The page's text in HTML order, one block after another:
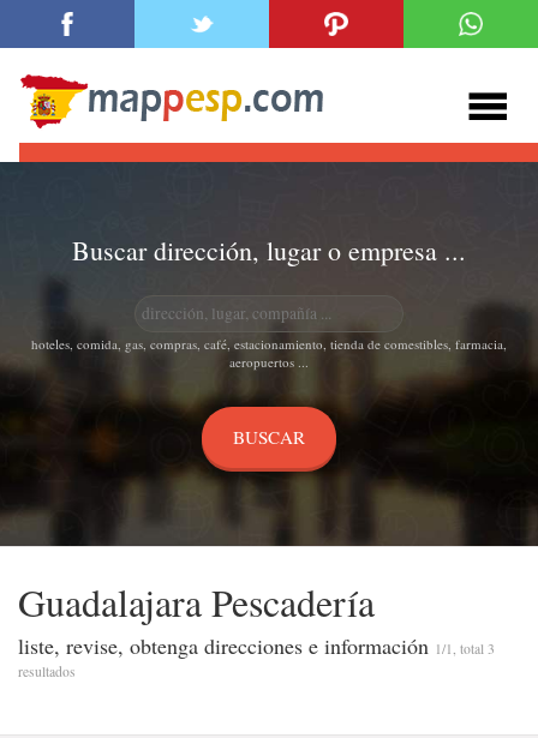
Buscar dirección, lugar o empresa ...
hoteles, comida, gas, compras, café, estacionamiento, tienda de comestibles, farmacia,
aeropuertos ...
Guadalajara Pescadería
liste, revise, obtenga direcciones e información 1/1, total 3
resultados